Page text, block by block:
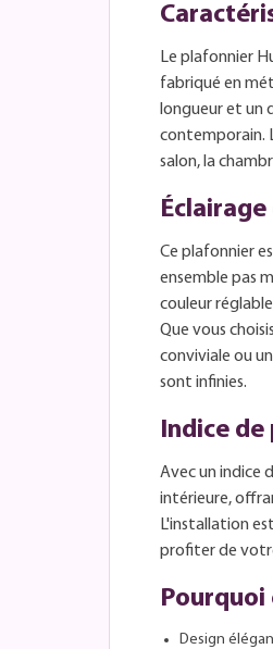
Le plafonnier
fabriqué en
longueur et un
contemporain.
salon, la
Ce plafonnier
ensemble pas
couleur
Que vous
conviviale ou
sont infinies.
Indice
Avec un indice
intérieure,
L'installation
profiter de
Pourquoi
Design